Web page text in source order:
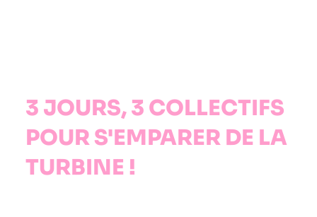
3 JOURS, 3 COLLECTIFS
POUR S'EMPARER DE LA
TURBINE !